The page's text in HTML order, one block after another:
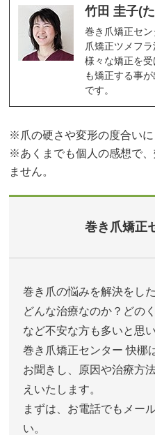
竹田 圭子(
巻き爪矯正セ
爪矯正ツメフ
様々な矯正を
も矯正する事
です。
※爪の硬さや変形の度合いに
※あくまでも個人の感想で
ません。
巻き爪矯正
巻き爪の悩みを解決をし
どんな治療なのか？どの
など不安な方も多いと思い
巻き爪矯正センター 快梛
お聞きし、原因や治療方
えいたします。
まずは、お電話でもメー
い。